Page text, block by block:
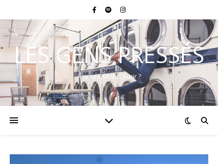
LES GENS PRESSÉS
A quoi sert de courir ?